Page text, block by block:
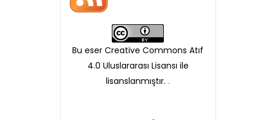
makaleler için yazarlara
APC ödeme bilgi mesajı
APC bilgi mesajı
Bu eser Creative Commons Atıf
4.0 Uluslararası Lisansı ile
lisanslanmıştır. .